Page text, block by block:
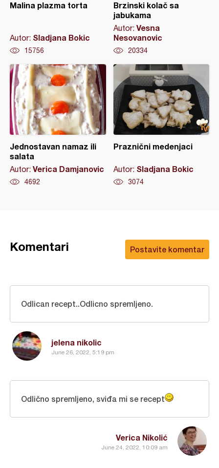
Malina plazma torta
Autor: Sladjana Bokic
15756
Brzinski kolač sa
jabukama
Autor: Vesna
Nesovanovic
20334
Jednostavan namaz ili
salata
Autor: Verica Damjanovic
4692
Praznični medenjaci
Autor: Sladjana Bokic
3074
Postavite komentar
Komentari
jelena nikolic
June 26, 2022, 5:19 pm
Odlican recept..Odlicno spremljeno.
Verica Nikolić
June 24, 2022, 10:09 am
Odlično spremljeno, sviđa mi se recept